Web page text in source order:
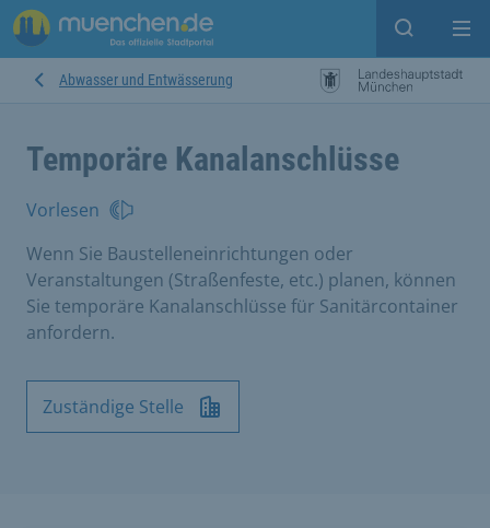
Suche
Abwasser und Entwässerung
Temporäre Kanalanschlüsse
Vorlesen
Wenn Sie Baustelleneinrichtungen oder
Veranstaltungen (Straßenfeste, etc.) planen, können
Sie temporäre Kanalanschlüsse für Sanitärcontainer
anfordern.
Zuständige Stelle